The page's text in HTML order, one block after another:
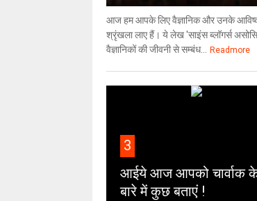
आज हम आपके लिए वैज्ञानिक और उनके
श्रृंखला लाए हैं। ये लेख 'साइंस ब्लॉगर्स
वैज्ञा‍निकों की जीवनी से सम्बंध...
Readmore
3
आईये आज आपको चार्वाक
बारे में कुछ बताएं !